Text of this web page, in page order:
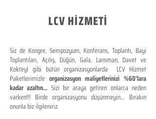
LCV HİZMETİ
Siz de Kongre, Sempozyum, Konferans, Toplantı, Bayi
Toplantıları, Açılış, Düğün, Gala, Lansman, Davet ve
Kokteyl gibi bütün organizasyonlarda LCV Hizmet
Paketlerimizle organizasyon maliyetlerinizi %60'lara
kadar azaltın... Sizi bir araya getiren onlarca neden
varken!!! Birde organizasyonu düşünmeyin... Bırakın
onunla biz ilgileniriz.